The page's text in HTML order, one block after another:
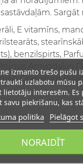
E vitamīns,
benzilspirts,
Amygdalus
Granatum
izmanto trešo pušu
uzlabotu mūsu
lietotāju interesēm.
savu piekrišanu, kas
politika Pielāgot
NORAIDĪT